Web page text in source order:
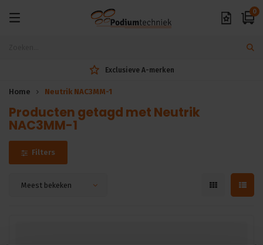
0
Exclusieve A-merken
Home Neutrik NAC3MM-1
Producten getagd met Neutrik
NAC3MM-1
Filters
Meest bekeken